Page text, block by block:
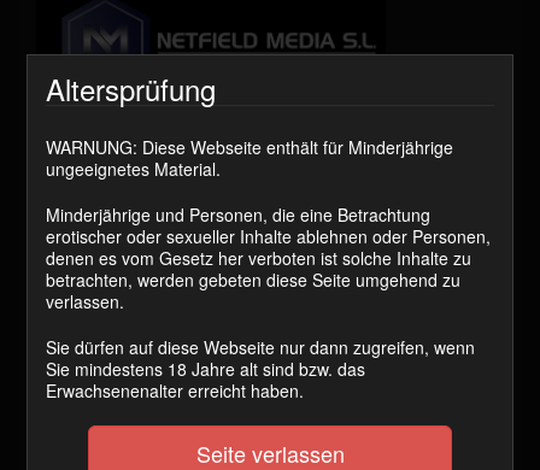
Fragen zur Transaktion:
Online-Streitbeilegung (Art. 14 Abs. 1 ODR-Verordnung):
Die Europäische Kommission stellt unter
http://ec.europa.eu/consumers/odreine Plattform zur Online-
Streitbeilegung bereit.
Altersprüfung
WARNUNG: Diese Webseite enthält für Minderjährige
ungeeignetes Material.
Minderjährige und Personen, die eine Betrachtung
erotischer oder sexueller Inhalte ablehnen oder Personen,
denen es vom Gesetz her verboten ist solche Inhalte zu
betrachten, werden gebeten diese Seite umgehend zu
verlassen.
Sie dürfen auf diese Webseite nur dann zugreifen, wenn
Sie mindestens 18 Jahre alt sind bzw. das
Erwachsenenalter erreicht haben.
Seite verlassen